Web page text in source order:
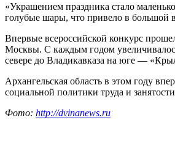
«Украшением праздника стало
голубые шары, что привело в большой
Впервые всероссийской конкурс
Москвы. С каждым годом
севере до Владикавказа на юге —
Архангельская область в этом году
социальной политики труда и
Фото: http://dvinanews.ru